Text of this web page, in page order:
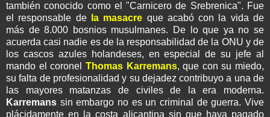
también conocido como el "Carnicero de Srebrenica". Fue
el responsable de
la masacre que acabó con la vida de
más de 8.000 bosnios musulmanes. De lo que ya no se
acuerda casi nadie es de la responsabilidad de la ONU y de
los cascos azules holandeses, en especial de su jefe al
mando el coronel Thomas Karremans, que con su miedo,
su falta de profesionalidad y su dejadez contribuyo a una de
las mayores matanzas de civiles de la era moderna.
Karremans sin embargo no es un criminal de guerra. Vive
plácidamente en la costa alicantina sin que haya pagado